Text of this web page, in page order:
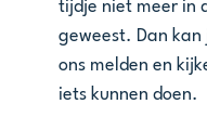
tijdje niet meer in
geweest. Dan kan
ons melden en
iets kunnen doen.